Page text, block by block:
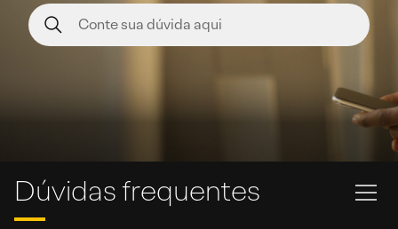
Dúvidas frequentes